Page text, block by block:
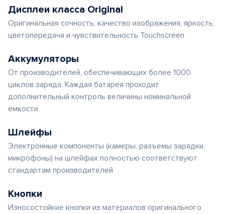
Дисплеи класса Original
Оригинальная сочность, качество изображения, яркость,
цветопередача и чувствительность Touchscreen
Аккумуляторы
От производителей, обеспечивающих более 1000
циклов заряда. Каждая батарея проходит
дополнительный контроль величины номинальной
емкости
Шлейфы
Электронные компоненты (камеры, разъемы зарядки,
микрофоны) на шлейфах полностью соответствуют
стандартам производителей
Кнопки
Износостойкие кнопки из материалов оригинального